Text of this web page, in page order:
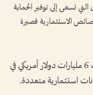
تسعى إلى توفير الحماية
الاستثمارية قصيرة
كما تستهدف "موستانغ" استثمار ما يقارب 6 مليارات دولار أمريكي في
استثمارية متعددة.